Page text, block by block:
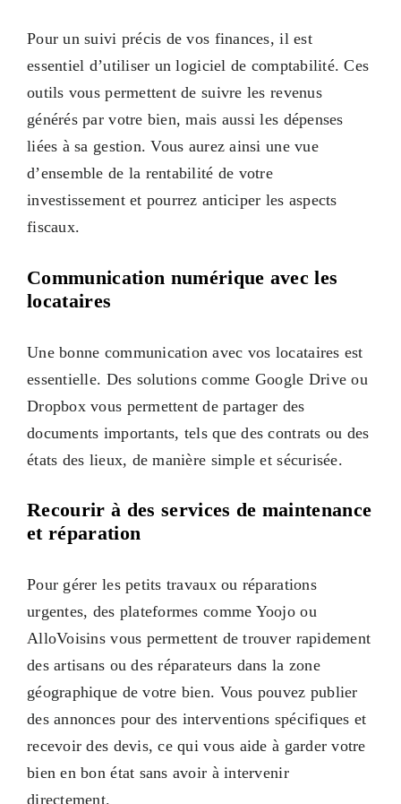
Pour un suivi précis de vos finances, il est
essentiel d’utiliser un logiciel de comptabilité. Ces
outils vous permettent de suivre les revenus
générés par votre bien, mais aussi les dépenses
liées à sa gestion. Vous aurez ainsi une vue
d’ensemble de la rentabilité de votre
investissement et pourrez anticiper les aspects
fiscaux.
Communication numérique avec les
locataires
Une bonne communication avec vos locataires est
essentielle. Des solutions comme Google Drive ou
Dropbox vous permettent de partager des
documents importants, tels que des contrats ou des
états des lieux, de manière simple et sécurisée.
Recourir à des services de maintenance
et réparation
Pour gérer les petits travaux ou réparations
urgentes, des plateformes comme Yoojo ou
AlloVoisins vous permettent de trouver rapidement
des artisans ou des réparateurs dans la zone
géographique de votre bien. Vous pouvez publier
des annonces pour des interventions spécifiques et
recevoir des devis, ce qui vous aide à garder votre
bien en bon état sans avoir à intervenir
directement.